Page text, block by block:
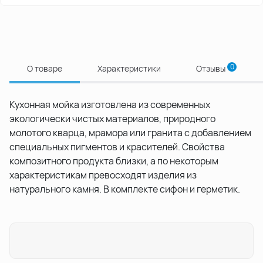
О товаре Характеристики Отзывы 0
Кухонная мойка изготовлена из современных
экологически чистых материалов, природного
молотого кварца, мрамора или гранита с добавлением
специальных пигментов и красителей. Свойства
композитного продукта близки, а по некоторым
характеристикам превосходят изделия из
натурального камня. В комплекте сифон и герметик.